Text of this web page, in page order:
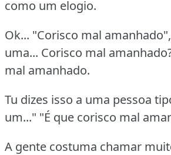
como um elogio.
Ok... "Corisco mal
uma... Corisco mal
mal amanhado.
Tu dizes isso a uma pessoa
um..." "É que corisco mal
A gente costuma chamar